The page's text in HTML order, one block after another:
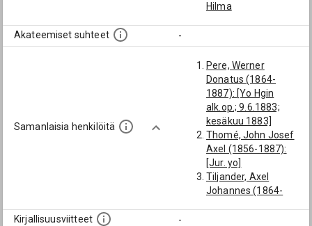
Hilma
Akateemiset suhteet -
Samanlaisia henkilöitä
Pere, Werner
Donatus (1864-
1887): [Yo Hgin
alk.op.; 9.6.1883;
kesäkuu 1883]
Thomé, John Josef
Axel (1856-1887):
[Jur. yo]
Tiljander, Axel
Johannes (1864-
Kirjallisuusviitteet -